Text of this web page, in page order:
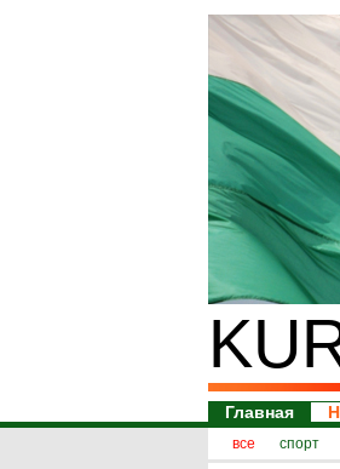
Главная
все спорт